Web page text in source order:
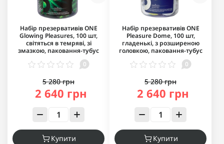
Набір презервативів ONE
Glowing Pleasures, 100 шт,
світяться в темряві, зі
змазкою, паковання-тубус
0
5 280 грн
2 640 грн
Купити
Набір презервативів ONE
Pleasure Dome, 100 шт,
гладенькі, з розширеною
головкою, паковання-тубус
0
5 280 грн
2 640 грн
Купити